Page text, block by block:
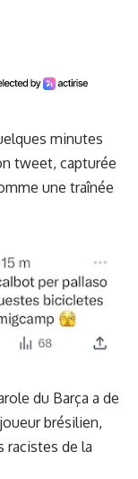
minutes
tweet, capturée
une traînée
du Barça a de
brésilien,
racistes de la